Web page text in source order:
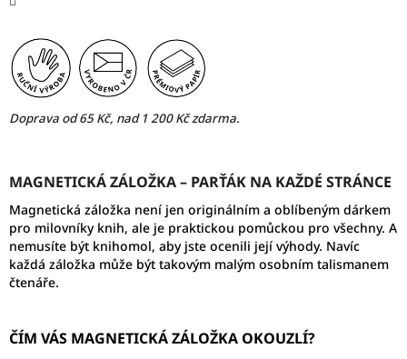
Doprava od 65 Kč, nad 1 200 Kč zdarma.
MAGNETICKÁ ZÁLOŽKA– PARŤÁK NA KAŽDÉ STRÁNCE
Magnetická záložka není jen originálním a oblíbeným dárkem
pro milovníky knih, ale je praktickou pomůckou pro všechny. A
nemusíte být knihomol, aby jste ocenili její výhody. Navíc
každá záložka může být takovým malým osobním talismanem
čtenáře.
ČÍM VÁS MAGNETICKÁ ZÁLOŽKA OKOUZLÍ?